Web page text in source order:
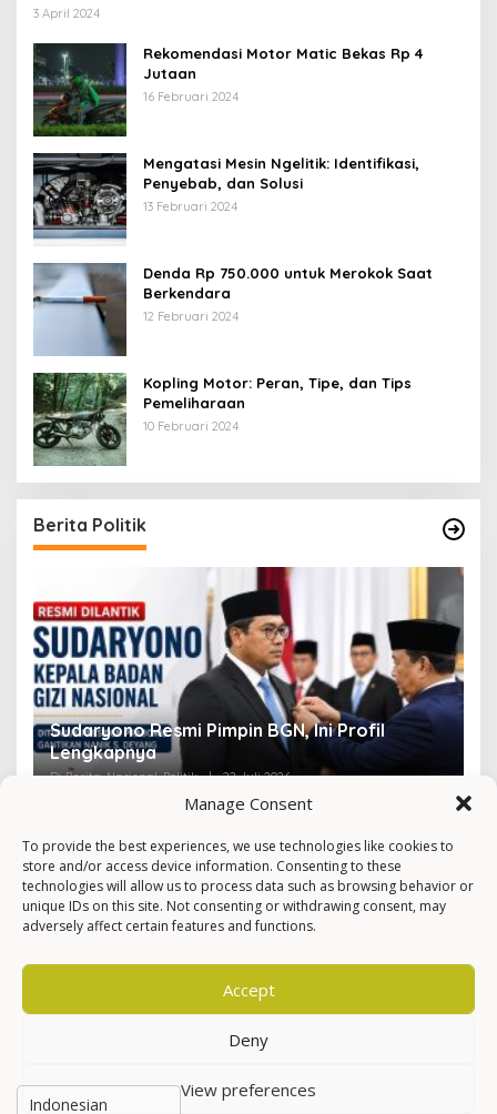
Manage Consent
To provide the best experiences, we use technologies like cookies to
store and/or access device information. Consenting to these
technologies will allow us to process data such as browsing behavior or
unique IDs on this site. Not consenting or withdrawing consent, may
adversely affect certain features and functions.
Accept
Deny
View preferences
3 April 2024
Rekomendasi Motor Matic Bekas Rp 4
Jutaan
16 Februari 2024
Mengatasi Mesin Ngelitik: Identifikasi,
Penyebab, dan Solusi
13 Februari 2024
Denda Rp 750.000 untuk Merokok Saat
Berkendara
12 Februari 2024
Kopling Motor: Peran, Tipe, dan Tips
Pemeliharaan
10 Februari 2024
Berita Politik
Sudaryono Resmi Pimpin BGN, Ini Profil
Lengkapnya
Di Berita, Nasional, Politik | 22 Juli 2026 Di
Hak Cipta © Newkarma
Privacy Policy & Terms of Service
Indeks Berita